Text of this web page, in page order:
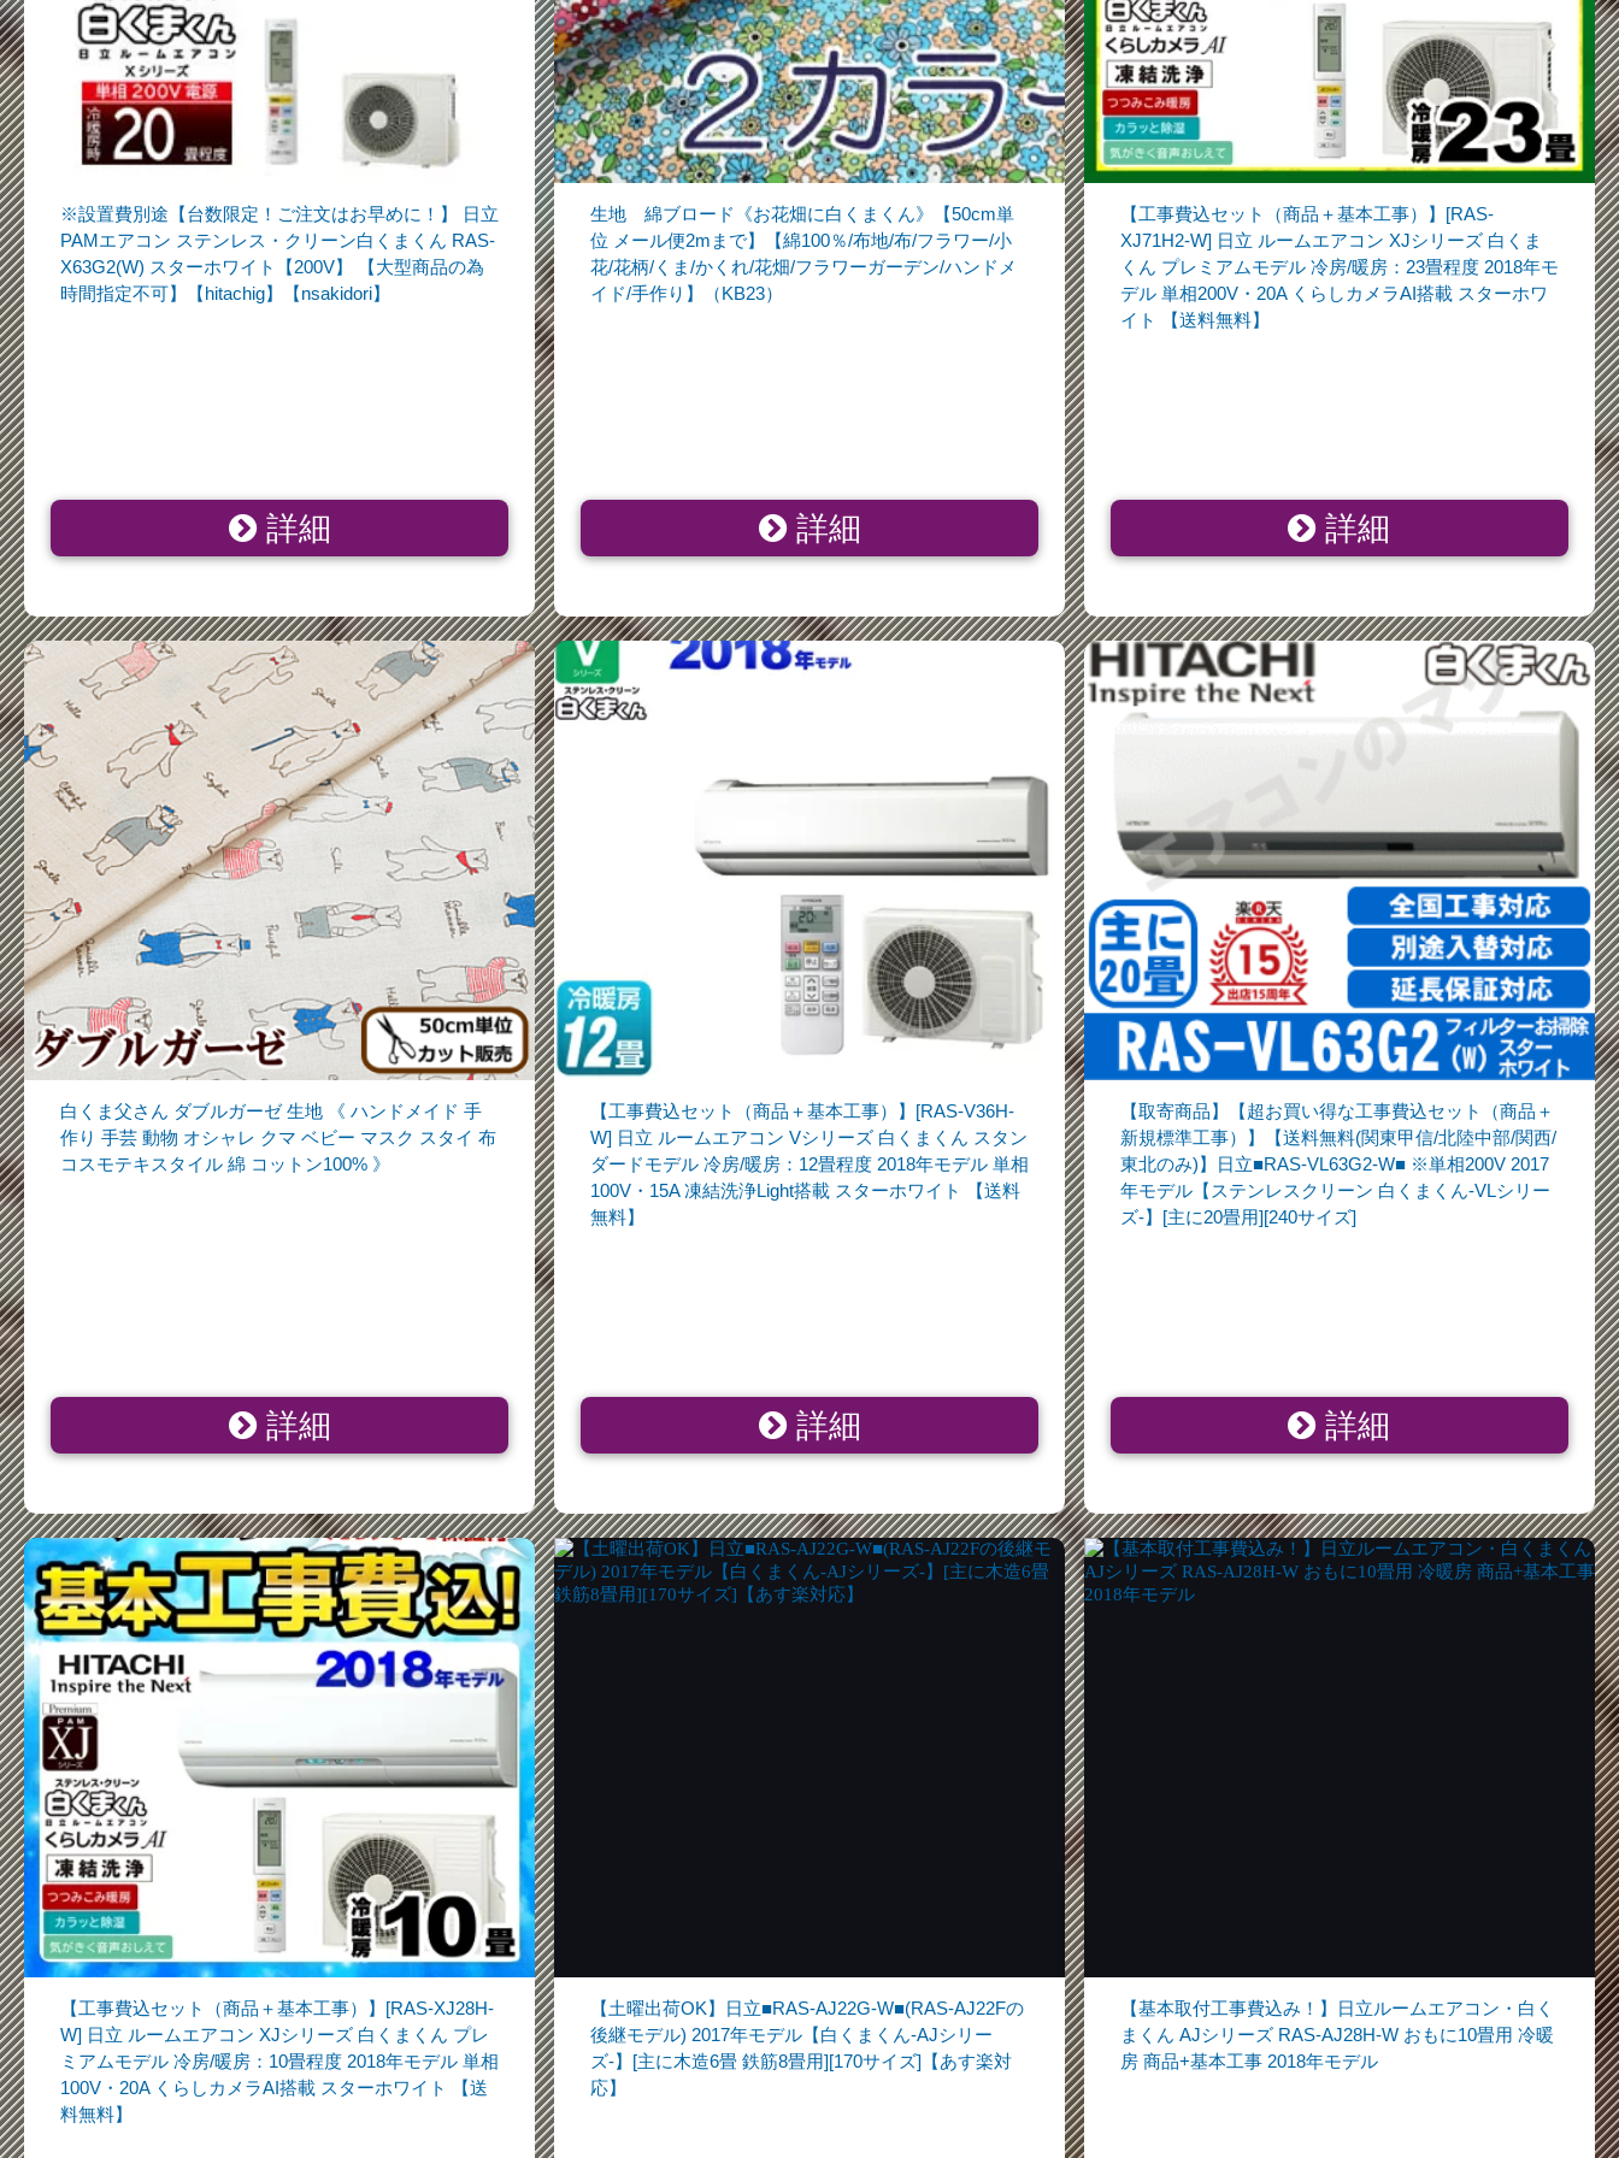
※設置費別途【台数限定！ご注文はお早めに！】 日立
PAMエアコン ステンレス・クリーン白くまくん RAS-
X63G2(W) スターホワイト【200V】 【大型商品の為
時間指定不可】【hitachig】【nsakidori】
詳細
生地 綿ブロード《お花畑に白くまくん》【50cm単
位 メール便2mまで】【綿100％/布地/布/フラワー/小
花/花柄/くま/かくれ/花畑/フラワーガーデン/ハンドメ
イド/手作り】（KB23）
詳細
【工事費込セット（商品＋基本工事）】[RAS-
XJ71H2-W] 日立 ルームエアコン XJシリーズ 白くま
くん プレミアムモデル 冷房/暖房：23畳程度 2018年モ
デル 単相200V・20A くらしカメラAI搭載 スターホワ
イト 【送料無料】
詳細
白くま父さん ダブルガーゼ 生地 《 ハンドメイド 手
作り 手芸 動物 オシャレ クマ ベビー マスク スタイ 布
コスモテキスタイル 綿 コットン100% 》
詳細
【工事費込セット（商品＋基本工事）】[RAS-V36H-
W] 日立 ルームエアコン Vシリーズ 白くまくん スタン
ダードモデル 冷房/暖房：12畳程度 2018年モデル 単相
100V・15A 凍結洗浄Light搭載 スターホワイト 【送料
無料】
詳細
【取寄商品】【超お買い得な工事費込セット（商品＋
新規標準工事）】【送料無料(関東甲信/北陸中部/関西/
東北のみ)】日立■RAS-VL63G2-W■ ※単相200V 2017
年モデル【ステンレスクリーン 白くまくん-VLシリー
ズ-】[主に20畳用][240サイズ]
詳細
【工事費込セット（商品＋基本工事）】[RAS-XJ28H-
W] 日立 ルームエアコン XJシリーズ 白くまくん プレ
ミアムモデル 冷房/暖房：10畳程度 2018年モデル 単相
100V・20A くらしカメラAI搭載 スターホワイト 【送
料無料】
【土曜出荷OK】日立■RAS-AJ22G-W■(RAS-AJ22Fの
後継モデル) 2017年モデル【白くまくん-AJシリー
ズ-】[主に木造6畳 鉄筋8畳用][170サイズ]【あす楽対
応】
【基本取付工事費込み！】日立ルームエアコン・白く
まくん AJシリーズ RAS-AJ28H-W おもに10畳用 冷暖
房 商品+基本工事 2018年モデル